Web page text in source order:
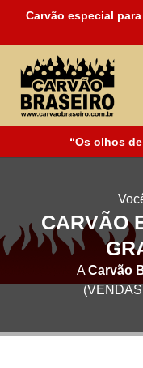
Carvão especial
“Os olhos
CARVÃO
ACarvão